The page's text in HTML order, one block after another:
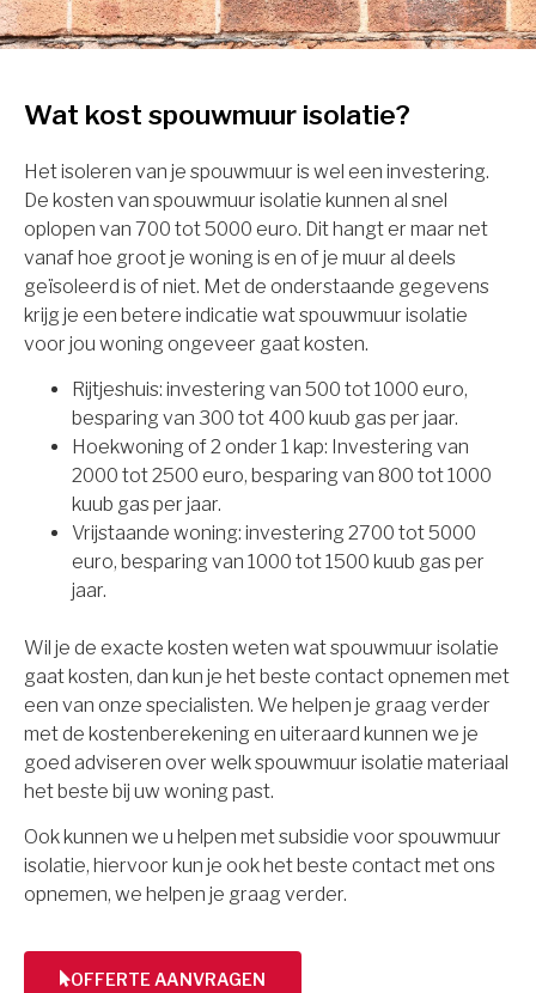
Wat kost spouwmuur isolatie?
Het isoleren van je spouwmuur is wel een investering.
De kosten van spouwmuur isolatie kunnen al snel
oplopen van 700 tot 5000 euro. Dit hangt er maar net
vanaf hoe groot je woning is en of je muur al deels
geïsoleerd is of niet. Met de onderstaande gegevens
krijg je een betere indicatie wat spouwmuur isolatie
voor jou woning ongeveer gaat kosten.
Rijtjeshuis: investering van 500 tot 1000 euro,
besparing van 300 tot 400 kuub gas per jaar.
Hoekwoning of 2 onder 1 kap: Investering van
2000 tot 2500 euro, besparing van 800 tot 1000
kuub gas per jaar.
Vrijstaande woning: investering 2700 tot 5000
euro, besparing van 1000 tot 1500 kuub gas per
jaar.
Wil je de exacte kosten weten wat spouwmuur isolatie
gaat kosten, dan kun je het beste contact opnemen met
een van onze specialisten. We helpen je graag verder
met de kostenberekening en uiteraard kunnen we je
goed adviseren over welk spouwmuur isolatie materiaal
het beste bij uw woning past.
Ook kunnen we u helpen met subsidie voor spouwmuur
isolatie, hiervoor kun je ook het beste contact met ons
opnemen, we helpen je graag verder.
OFFERTE AANVRAGEN